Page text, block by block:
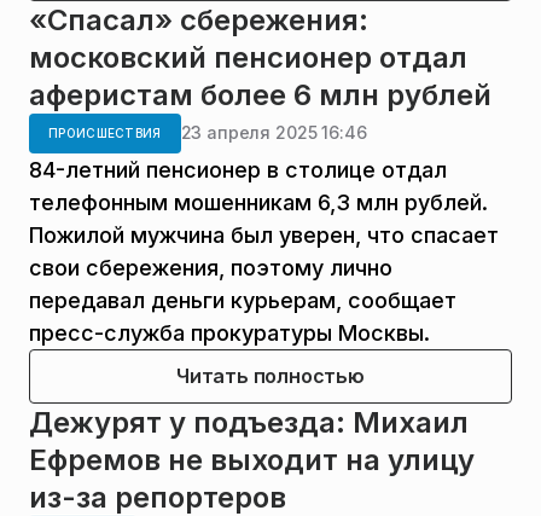
«Спасал» сбережения:
московский пенсионер отдал
аферистам более 6 млн рублей
ПРОИСШЕСТВИЯ 23 апреля 2025 16:46
84-летний пенсионер в столице отдал
телефонным мошенникам 6,3 млн рублей.
Пожилой мужчина был уверен, что спасает
свои сбережения, поэтому лично
передавал деньги курьерам, сообщает
пресс-служба прокуратуры Москвы.
Читать полностью
Дежурят у подъезда: Михаил
Ефремов не выходит на улицу
из-за репортеров